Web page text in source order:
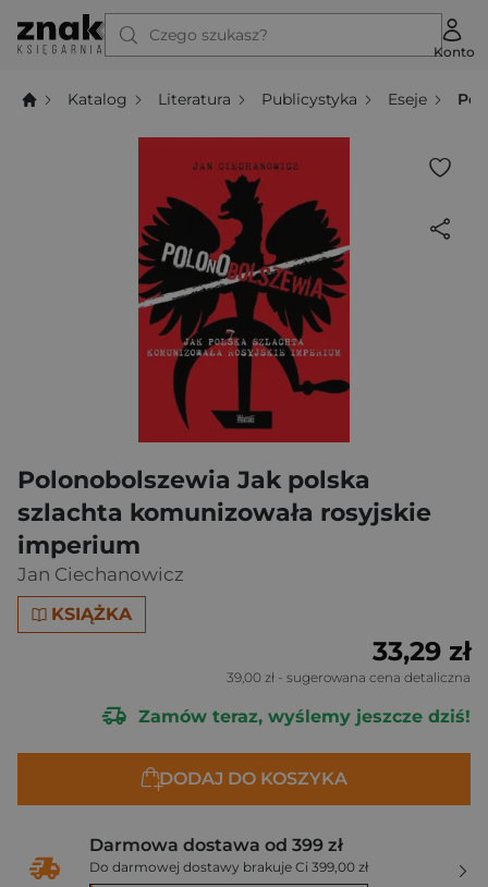
Czego szukasz?
Konto
Katalog Literatura Publicystyka Eseje
Polonobolszewia Jak polska
szlachta komunizowała rosyjskie
imperium
Jan Ciechanowicz
KSIĄŻKA
33,29 zł
39,00 zł - sugerowana cena detaliczna
Zamów teraz, wyślemy jeszcze dziś!
DODAJ DO KOSZYKA
Darmowa dostawa od 399 zł
Do darmowej dostawy brakuje Ci 399,00 zł